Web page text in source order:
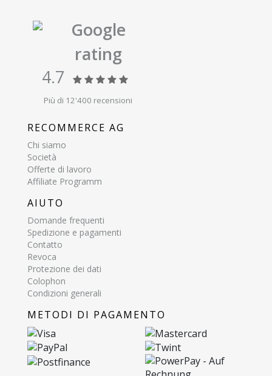
Google
rating
4.7
Più di 12'400 recensioni
RECOMMERCE AG
Chi siamo
Società
Offerte di lavoro
Affiliate Programm
AIUTO
Domande frequenti
Spedizione e pagamenti
Contatto
Revoca
Protezione dei dati
Colophon
Condizioni generali
METODI DI PAGAMENTO